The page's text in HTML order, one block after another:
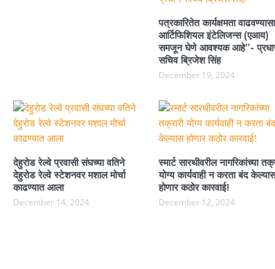
पत्रकारितेत कार्यक्षमता
आर्टिफिशियल इंटेलिजन्स (एआय)
समजून घेणे आवश्यक आहे”-
सचिव ब्रिजेश सिंह
December 19, 2024
देहुरोड रेल्वे प्रवासी संघच्या वतिने
देहुरोड रेल्वे स्टेशनवर मशाल मोर्चा
काढण्यात आला
December 14, 2024
स्मार्ट सारथीवरील नागरिकांच्या
योग्य कार्यवाही न करता बंद केल्यास
होणार कठोर कारवाई!
December 12, 2024